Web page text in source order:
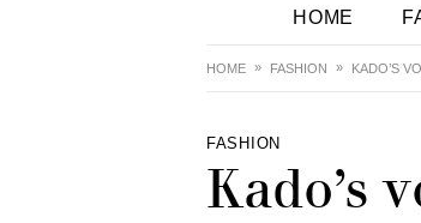
HOME
HOME FASHION KADO’S
FASHION
Kado’s